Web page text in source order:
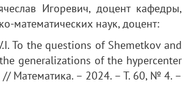
Игоревич, доцент кафедры,
математических наук, доцент:
To the questions of Shemetkov and
generalizations of the hypercenter
Математика. – 2024. – Т. 60, № 4. –